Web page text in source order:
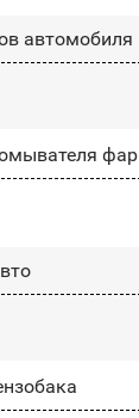
автомобиля
фар